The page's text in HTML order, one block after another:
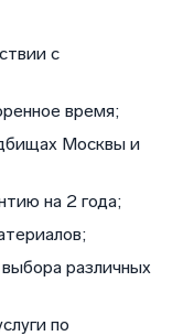
с
время;
Москвы и
на 2 года;
различных
по